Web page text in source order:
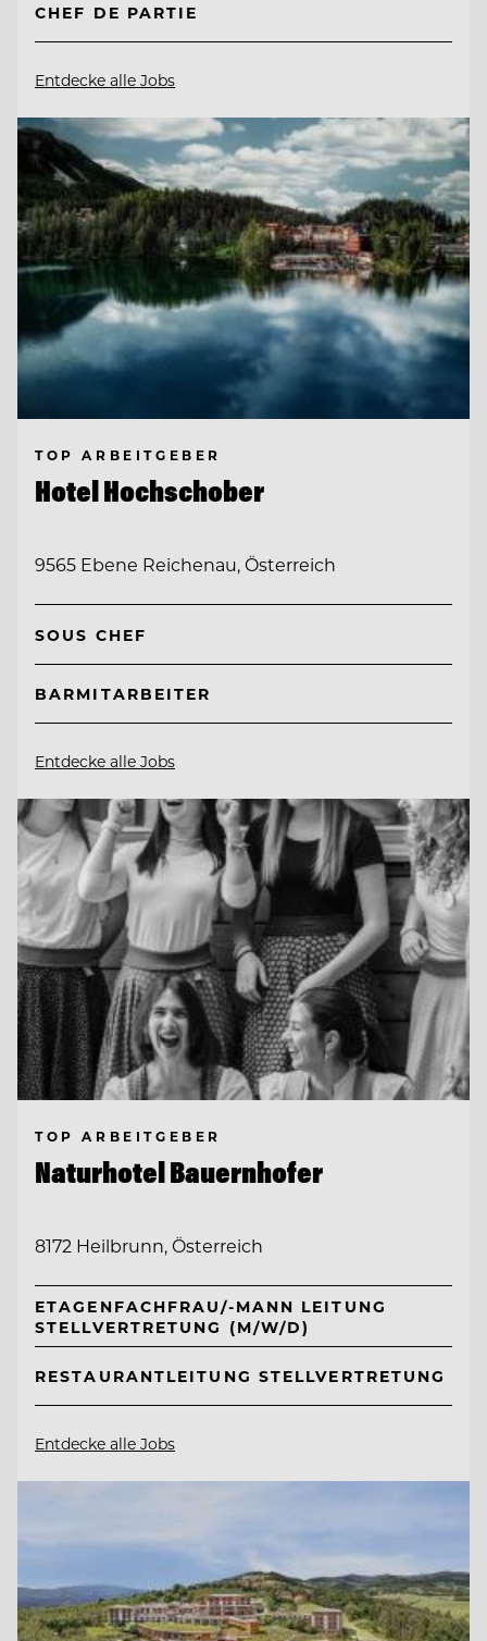
CHEF DE PARTIE
Entdecke alle Jobs
TOP ARBEITGEBER
Hotel Hochschober
9565 Ebene Reichenau, Österreich
SOUS CHEF
BARMITARBEITER
Entdecke alle Jobs
TOP ARBEITGEBER
Naturhotel Bauernhofer
8172 Heilbrunn, Österreich
ETAGENFACHFRAU/-MANN LEITUNG
STELLVERTRETUNG (M/W/D)
RESTAURANTLEITUNG STELLVERTRETUNG
Entdecke alle Jobs